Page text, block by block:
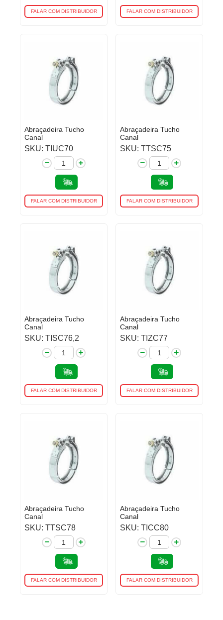
FALAR COM DISTRIBUIDOR FALAR COM DISTRIBUIDOR
Abraçadeira Tucho
Canal
SKU: TIUC70
FALAR COM DISTRIBUIDOR
Abraçadeira Tucho
Canal
SKU: TTSC75
FALAR COM DISTRIBUIDOR
Abraçadeira Tucho
Canal
SKU: TISC76,2
FALAR COM DISTRIBUIDOR
Abraçadeira Tucho
Canal
SKU: TIZC77
FALAR COM DISTRIBUIDOR
Abraçadeira Tucho
Canal
SKU: TTSC78
FALAR COM DISTRIBUIDOR
Abraçadeira Tucho
Canal
SKU: TICC80
FALAR COM DISTRIBUIDOR